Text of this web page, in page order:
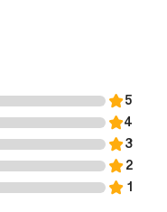
5
4
3
2
1